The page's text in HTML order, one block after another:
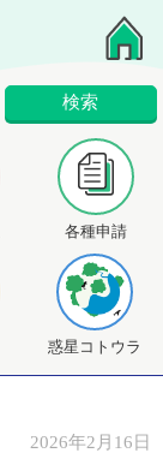
各種申請
惑星コトウラ
2026年2月16日